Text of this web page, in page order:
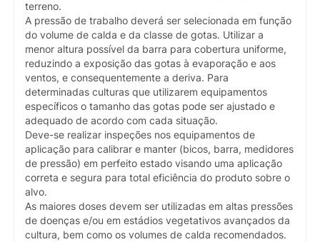
terreno.
A pressão de trabalho deverá ser selecionada em função
do volume de calda e da classe de gotas. Utilizar a
menor altura possível da barra para cobertura uniforme,
reduzindo a exposição das gotas à evaporação e aos
ventos, e consequentemente a deriva. Para
determinadas culturas que utilizarem equipamentos
específicos o tamanho das gotas pode ser ajustado e
adequado de acordo com cada situação.
Deve-se realizar inspeções nos equipamentos de
aplicação para calibrar e manter (bicos, barra, medidores
de pressão) em perfeito estado visando uma aplicação
correta e segura para total eficiência do produto sobre o
alvo.
As maiores doses devem ser utilizadas em altas pressões
de doenças e/ou em estádios vegetativos avançados da
cultura, bem como os volumes de calda recomendados.